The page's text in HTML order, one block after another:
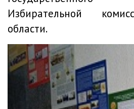
Избирательной
области.